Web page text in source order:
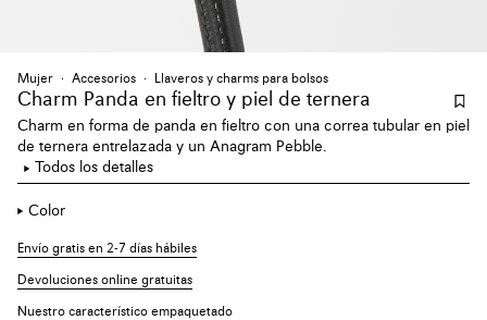
Mujer Accesorios Llaveros y charms para bolsos
Charm Panda en fieltro y piel de ternera
Charm en forma de panda en fieltro con una correa tubular en piel
de ternera entrelazada y un Anagram Pebble.
Todos los detalles
Color
Envío gratis en 2-7 días hábiles
Devoluciones online gratuitas
Nuestro característico empaquetado